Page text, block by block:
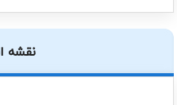
نقشه